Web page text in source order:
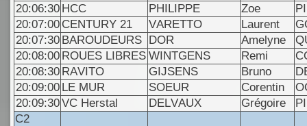
20:06:30 HCC PHILIPPE Zoe
20:07:00 CENTURY 21 VARETTO Laurent
20:07:30 BAROUDEURS DOR Amelyne
20:08:00 ROUES LIBRES WINTGENS Remi
20:08:30 RAVITO GIJSENS Bruno
20:09:00 LE MUR SOEUR Corentin
20:09:30VC Herstal DELVAUX Grégoire
C2